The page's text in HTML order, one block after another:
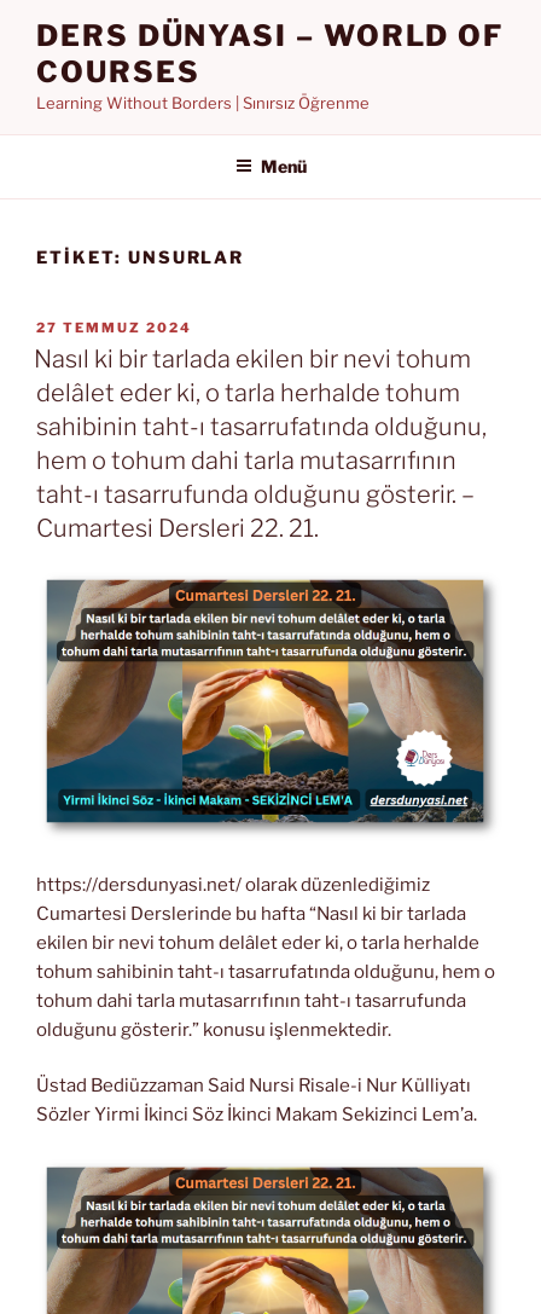
DERS DÜNYASI – WORLD OF
COURSES
Learning Without Borders | Sınırsız Öğrenme
Menü
ETIKET: UNSURLAR
YAYIM
TARIHI
27 TEMMUZ 2024
Nasıl ki bir tarlada ekilen bir nevi tohum
delâlet eder ki, o tarla herhalde tohum
sahibinin taht-ı tasarrufatında olduğunu,
hem o tohum dahi tarla mutasarrıfının
taht-ı tasarrufunda olduğunu gösterir. –
Cumartesi Dersleri 22. 21.
https://dersdunyasi.net/ olarak düzenlediğimiz
Cumartesi Derslerinde bu hafta “Nasıl ki bir tarlada
ekilen bir nevi tohum delâlet eder ki, o tarla herhalde
tohum sahibinin taht-ı tasarrufatında olduğunu, hem o
tohum dahi tarla mutasarrıfının taht-ı tasarrufunda
olduğunu gösterir.” konusu işlenmektedir.
Üstad Bediüzzaman Said Nursi Risale-i Nur Külliyatı
Sözler Yirmi İkinci Söz İkinci Makam Sekizinci Lem’a.